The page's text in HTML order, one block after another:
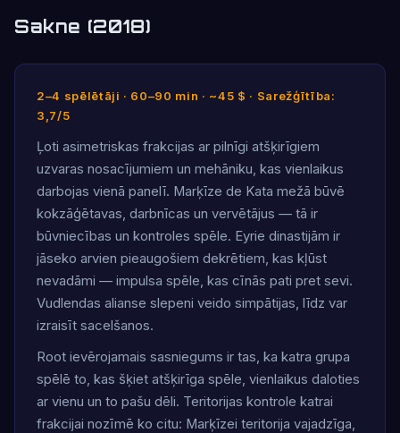
Sakne (2018)
2–4 spēlētāji · 60–90 min · ~45 $ · Sarežģītība:
3,7/5
Ļoti asimetriskas frakcijas ar pilnīgi atšķirīgiem
uzvaras nosacījumiem un mehāniku, kas vienlaikus
darbojas vienā panelī. Marķīze de Kata mežā būvē
kokzāģētavas, darbnīcas un vervētājus — tā ir
būvniecības un kontroles spēle. Eyrie dinastijām ir
jāseko arvien pieaugošiem dekrētiem, kas kļūst
nevadāmi — impulsa spēle, kas cīnās pati pret sevi.
Vudlendas alianse slepeni veido simpātijas, līdz var
izraisīt sacelšanos.
Root ievērojamais sasniegums ir tas, ka katra grupa
spēlē to, kas šķiet atšķirīga spēle, vienlaikus daloties
ar vienu un to pašu dēli. Teritorijas kontrole katrai
frakcijai nozīmē ko citu: Marķīzei teritorija vajadzīga,